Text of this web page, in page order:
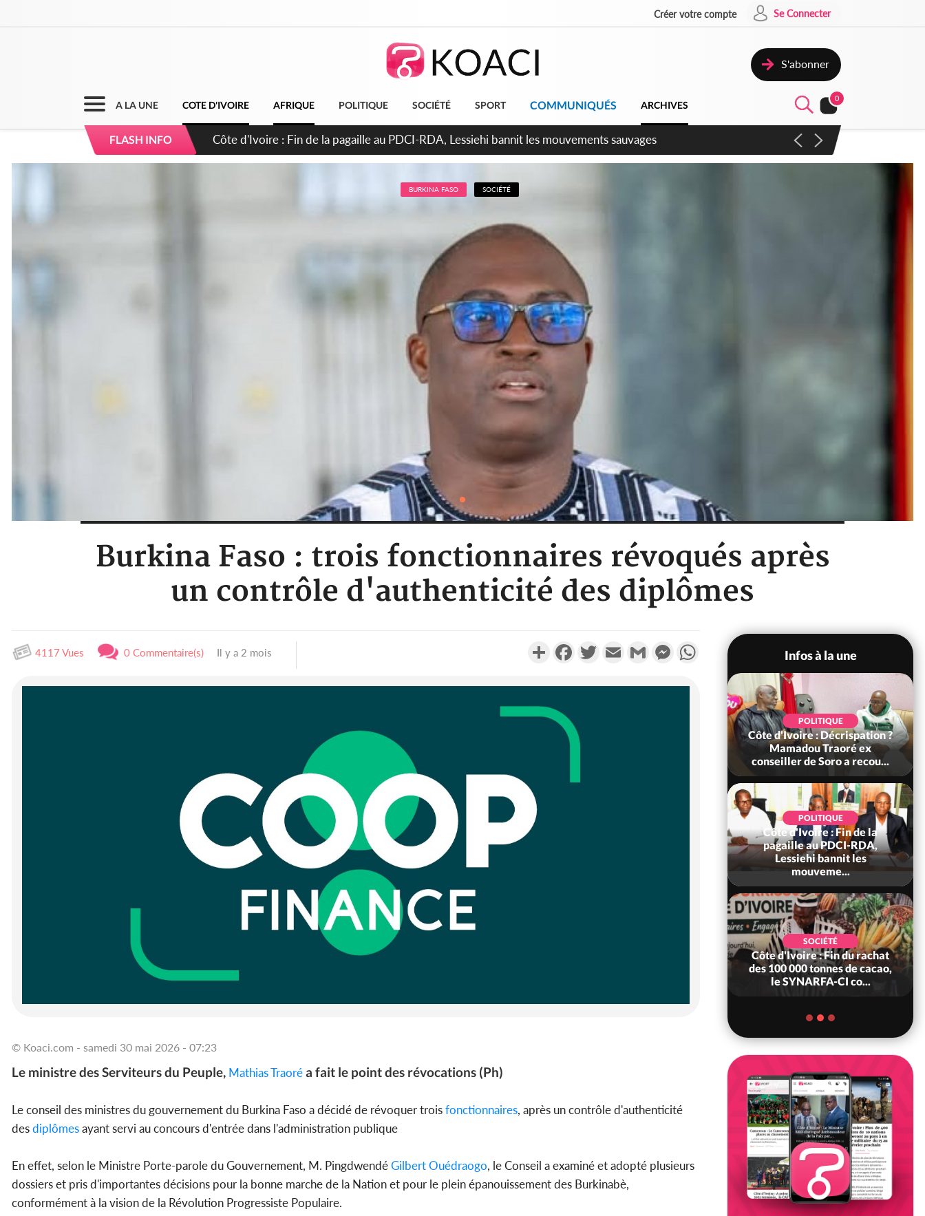
Créer votre compte Se Connecter
S'abonner
A LA UNE COTE D'IVOIRE AFRIQUE POLITIQUE SOCIÉTÉ SPORT COMMUNIQUÉS ARCHIVES
0
FLASH INFO Côte d'Ivoire : Ouattara promet des sanctions contre les déguerpissements illégaux
BURKINA FASO SOCIÉTÉ
Burkina Faso : trois fonctionnaires révoqués après
un contrôle d'authenticité des diplômes
4117 Vues 0 Commentaire(s) Il y a 2 mois PartagerFacebookTwitterEmail Gmail MessengerWhatsApp
© Koaci.com - samedi 30 mai 2026 - 07:23
Le ministre des Serviteurs du Peuple, Mathias Traoréa fait le point des révocations (Ph)
Le conseil des ministres du gouvernement du Burkina Faso a décidé de révoquer troisfonctionnaires, après un contrôle d'authenticité
desdiplômesayant servi au concours d'entrée dans l'administration publique
En effet, selon le Ministre Porte-parole du Gouvernement, M. PingdwendéGilbert Ouédraogo, le Conseil a examiné et adopté plusieurs
dossiers et pris d'importantes décisions pour la bonne marche de la Nation et pour le plein épanouissement des Burkinabè,
conformément à la vision de la Révolution Progressiste Populaire.
Infos à la une
Côte d'Ivoire : Ouattara
promet des sanctions contre
POLITIQUE
Côte d'Ivoire : Décrispation ?
Mamadou Traoré ex
conseiller de Soro a recou...
POLITIQUE
Côte d'Ivoire : Fin de la
pagaille au PDCI-RDA,
Lessiehi bannit les
mouveme...
SOCIÉTÉ
Côte d'Ivoire : Fin du rachat
des 100 000 tonnes de cacao,
le SYNARFA-CI co...